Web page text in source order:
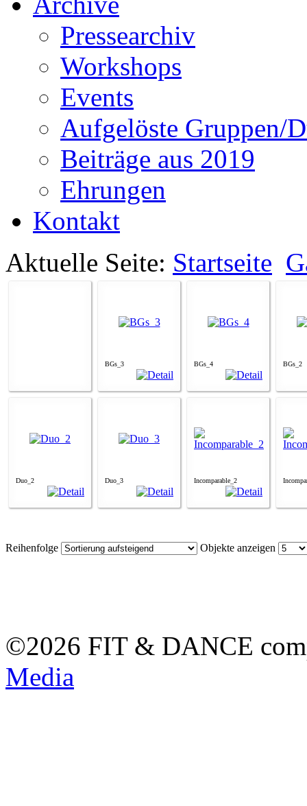
Pressearchiv
Workshops
Events
Aufgelöste Gruppen/
Beiträge aus 2019
Ehrungen
Kontakt
Aktuelle Seite: Startseite
BGs_3 BGs_4 BGs_2
Duo_2 Duo_3 Incomparable_2
Reihenfolge Objekte anzeigen
©2026 FIT & DANCE
Media